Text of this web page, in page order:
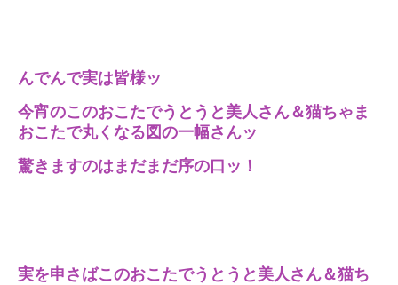
んでんで実は皆様ッ
今宵のこのおこたでうとうと美人さん＆猫ちゃま
おこたで丸くなる図の一幅さんッ
驚きますのはまだまだ序の口ッ！
実を申さばこのおこたでうとうと美人さん＆猫ち